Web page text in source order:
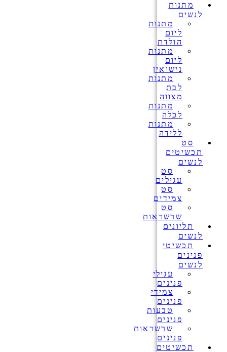
מתנות
לנשים
מתנות
ליום
הולדת
מתנות
ליום
נישואין
מתנות
לבת
מצווה
מתנות
לכלה
מתנות
ללידה
סט
תכשיטים
לנשים
סט
עגילים
סט
צמידים
סט
שרשראות
תליונים
לנשים
תכשיטי
פנינים
לנשים
עגילי
פנינים
צמידי
פנינים
טבעות
פנינים
שרשראות
פנינים
תכשיטים